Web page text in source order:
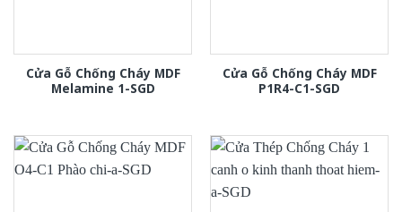
Cửa Gỗ Chống Cháy MDF
Melamine 1-SGD
Cửa Gỗ Chống Cháy MDF
P1R4-C1-SGD